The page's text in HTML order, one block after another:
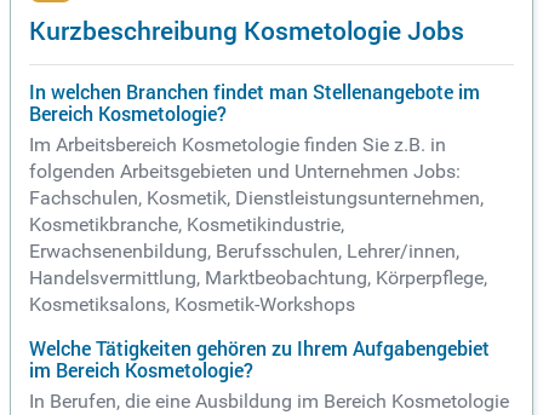
Kurzbeschreibung Kosmetologie Jobs
In welchen Branchen findet man Stellenangebote im
Bereich Kosmetologie?
Im Arbeitsbereich Kosmetologie finden Sie z.B. in
folgenden Arbeitsgebieten und Unternehmen Jobs:
Fachschulen, Kosmetik, Dienstleistungsunternehmen,
Kosmetikbranche, Kosmetikindustrie,
Erwachsenenbildung, Berufsschulen, Lehrer/innen,
Handelsvermittlung, Marktbeobachtung, Körperpflege,
Kosmetiksalons, Kosmetik-Workshops
Welche Tätigkeiten gehören zu Ihrem Aufgabengebiet
im Bereich Kosmetologie?
In Berufen, die eine Ausbildung im Bereich Kosmetologie